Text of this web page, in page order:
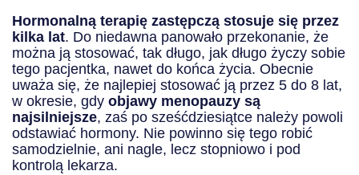
Hormonalną terapię zastępczą stosuje się przez
kilka lat. Do niedawna panowało przekonanie, że
można ją stosować, tak długo, jak długo życzy sobie
tego pacjentka, nawet do końca życia. Obecnie
uważa się, że najlepiej stosować ją przez 5 do 8 lat,
w okresie, gdy objawy menopauzy są
najsilniejsze, zaś po sześćdziesiątce należy powoli
odstawiać hormony. Nie powinno się tego robić
samodzielnie, ani nagle, lecz stopniowo i pod
kontrolą lekarza.